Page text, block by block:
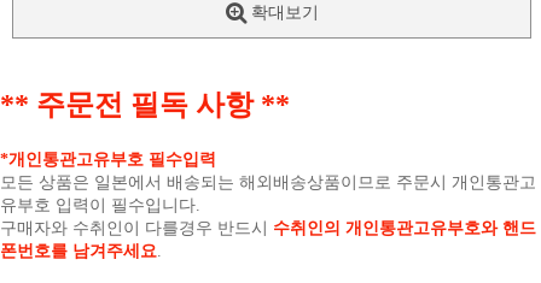
확대보기
** 주문전 필독 사항 **
*개인통관고유부호 필수입력
모든 상품은 일본에서 배송되는 해외배송상품이므로 주문시 개인통관고
유부호 입력이 필수입니다.
구매자와 수취인이 다를경우 반드시 수취인의 개인통관고유부호와 핸드
폰번호를 남겨주세요.